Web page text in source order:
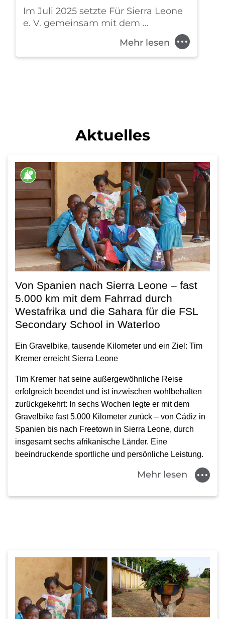
Im Juli 2025 setzte Für Sierra Leone
e. V. gemeinsam mit dem ...
Mehr lesen
Aktuelles
Von Spanien nach Sierra Leone – fast
5.000 km mit dem Fahrrad durch
Westafrika und die Sahara für die FSL
Secondary School in Waterloo
Ein Gravelbike, tausende Kilometer und ein Ziel: Tim
Kremer erreicht Sierra Leone
Tim Kremer hat seine außergewöhnliche Reise
erfolgreich beendet und ist inzwischen wohlbehalten
zurückgekehrt: In sechs Wochen legte er mit dem
Gravelbike fast 5.000 Kilometer zurück – von Cádiz in
Spanien bis nach Freetown in Sierra Leone, durch
insgesamt sechs afrikanische Länder. Eine
beeindruckende sportliche und persönliche Leistung.
Mehr lesen